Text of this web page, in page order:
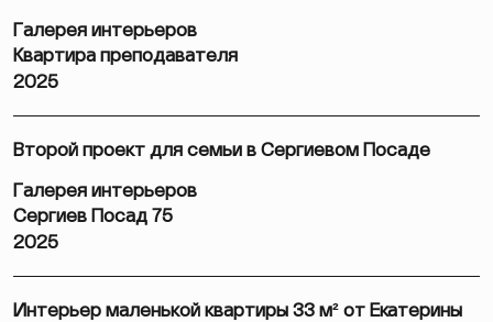
Галерея интерьеров
Квартира преподавателя
2025
Второй проект для семьи в Сергиевом Посаде
Галерея интерьеров
Сергиев Посад 75
2025
Интерьер маленькой квартиры 33 м² от Екатерины